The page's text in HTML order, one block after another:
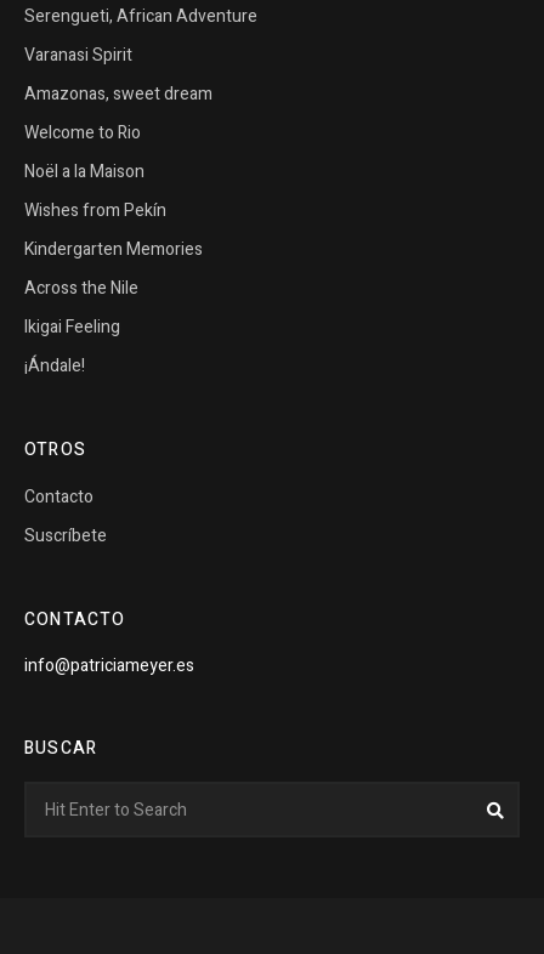
Serengueti, African Adventure
Varanasi Spirit
Amazonas, sweet dream
Welcome to Rio
Noël a la Maison
Wishes from Pekín
Kindergarten Memories
Across the Nile
Ikigai Feeling
¡Ándale!
OTROS
Contacto
Suscríbete
CONTACTO
info@patriciameyer.es
BUSCAR
for: